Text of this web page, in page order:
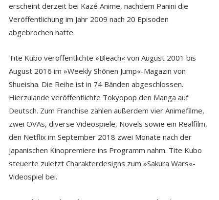
erscheint derzeit bei Kazé Anime, nachdem Panini die
Veröffentlichung im Jahr 2009 nach 20 Episoden
abgebrochen hatte.
Tite Kubo veröffentlichte »Bleach« von August 2001 bis
August 2016 im »Weekly Shōnen Jump«-Magazin von
Shueisha. Die Reihe ist in 74 Bänden abgeschlossen.
Hierzulande veröffentlichte Tokyopop den Manga auf
Deutsch. Zum Franchise zählen außerdem vier Animefilme,
zwei OVAs, diverse Videospiele, Novels sowie ein Realfilm,
den Netflix im September 2018 zwei Monate nach der
japanischen Kinopremiere ins Programm nahm. Tite Kubo
steuerte zuletzt Charakterdesigns zum »Sakura Wars«-
Videospiel bei.